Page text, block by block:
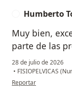
Humberto
Muy bien,
parte de las
28 de julio de 2026
• FISIOPELVICAS
en opinión del
Reportar